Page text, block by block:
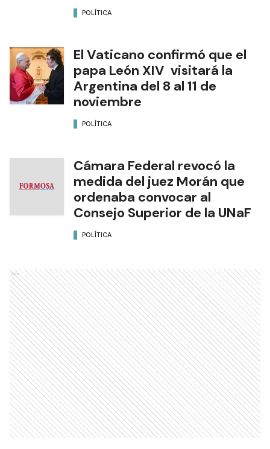
POLÍTICA
El Vaticano confirmó que el
papa León XIV visitará la
Argentina del 8 al 11 de
noviembre
POLÍTICA
Cámara Federal revocó la
medida del juez Morán que
ordenaba convocar al
Consejo Superior de la UNaF
POLÍTICA
Ads